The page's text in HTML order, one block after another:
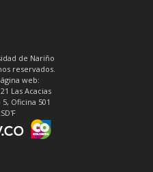
de Nariño
reservados.
web:
Las Acacias
Oficina 501